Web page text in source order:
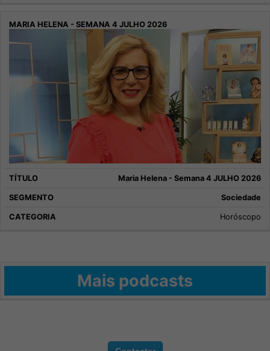
Maria Helena - Semana 4 JULHO 2026
Sociedade
Horóscopo
Mais podcasts